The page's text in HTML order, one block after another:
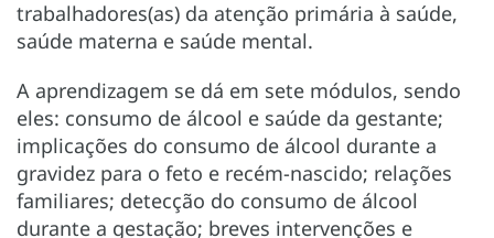
trabalhadores(as) da atenção primária à saúde,
saúde materna e saúde mental.
A aprendizagem se dá em sete módulos, sendo
eles: consumo de álcool e saúde da gestante;
implicações do consumo de álcool durante a
gravidez para o feto e recém-nascido; relações
familiares; detecção do consumo de álcool
durante a gestação; breves intervenções e